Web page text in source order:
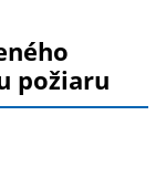
požiaru